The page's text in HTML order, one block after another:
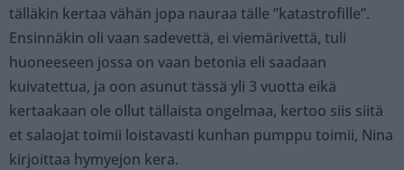
tälläkin kertaa vähän jopa nauraa tälle ”katastrofille”.
Ensinnäkin oli vaan sadevettä, ei viemärivettä, tuli
huoneeseen jossa on vaan betonia eli saadaan
kuivatettua, ja oon asunut tässä yli 3 vuotta eikä
kertaakaan ole ollut tällaista ongelmaa, kertoo siis siitä
et salaojat toimii loistavasti kunhan pumppu toimii, Nina
kirjoittaa hymyejon kera.